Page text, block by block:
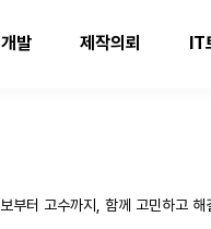
발 제작의뢰 IT
부터 고수까지, 함께 고민하고